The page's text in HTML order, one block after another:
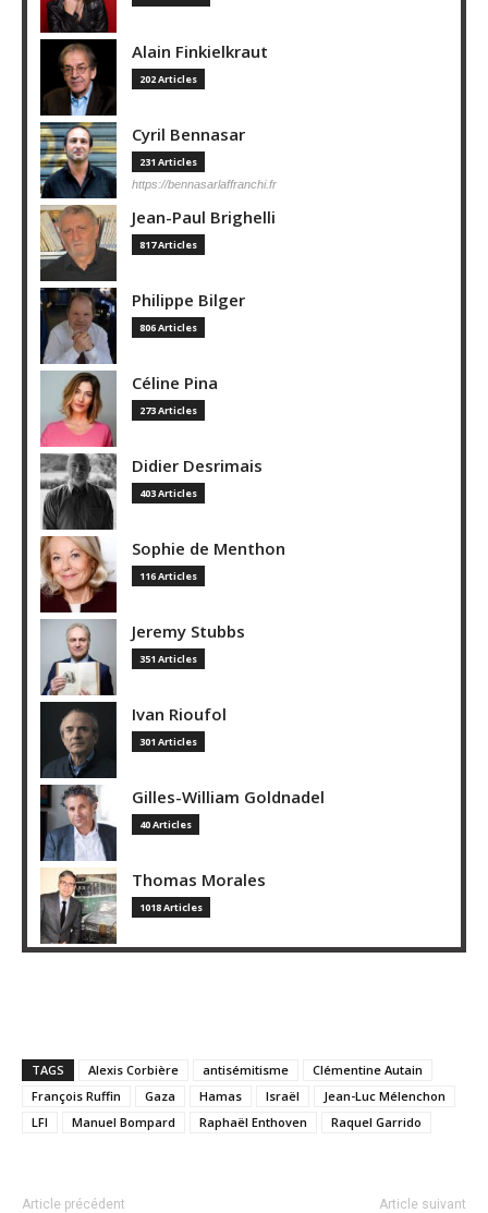
Alain Finkielkraut
202 Articles
Cyril Bennasar
231 Articles
https://bennasarlaffranchi.fr
Jean-Paul Brighelli
817 Articles
Philippe Bilger
806 Articles
Céline Pina
273 Articles
Didier Desrimais
403 Articles
Sophie de Menthon
116 Articles
Jeremy Stubbs
351 Articles
Ivan Rioufol
301 Articles
Gilles-William Goldnadel
40 Articles
Thomas Morales
1018 Articles
TAGS Alexis Corbière antisémitisme
Clémentine Autain
François Ruffin
Gaza Hamas Israël
Jean-Luc Mélenchon
LFI
Manuel Bompard Raphaël Enthoven Raquel Garrido
Article précédent Article suivant